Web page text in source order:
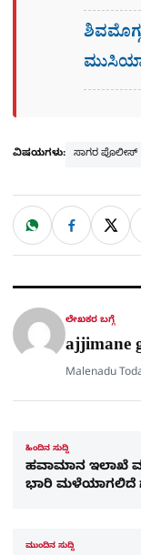
ವಿಷಯಗಳು: ಸಾಗರ ಪೊಲೀಸ್​
ಹಂಚಿಕೊಳ್ಳಿ
W
a
t
p
p
F
c
e
o
k
X
ಲೇಖಕರ ಬಗ್ಗೆ
ajjimane
Malenadu
ಹಿಂದಿನ ಸುದ್ದಿ
ಹವಾಮಾನ ಇಲಾಖೆ
ಭಾರಿ ಮಳೆಯಾಗಲಿದೆ
ಮುಂದಿನ ಸುದ್ದಿ